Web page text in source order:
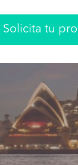
Solicita tu